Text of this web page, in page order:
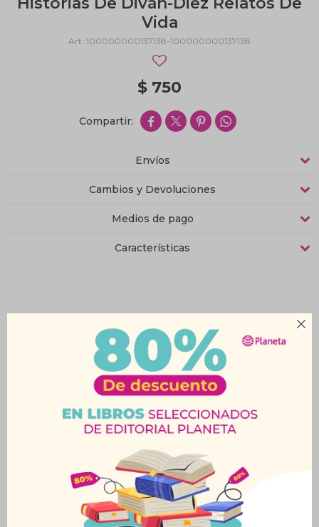

Vida
100000000137138-100000000137138
$ 750
   
Envíos
Cambios y Devoluciones
Medios de pago
Características
Productos que te pueden interesar